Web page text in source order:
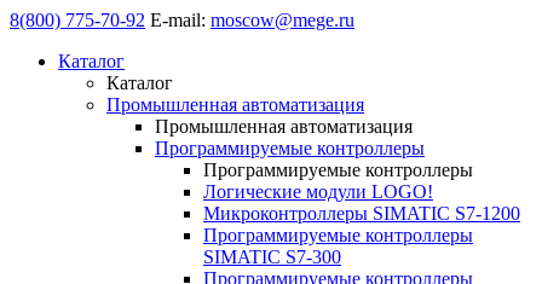
8(800) 775-70-92 E-mail: moscow@mege.ru
Каталог
Каталог
Промышленная автоматизация
Промышленная автоматизация
Программируемые контроллеры
Программируемые контроллеры
Логические модули LOGO!
Микроконтроллеры SIMATIC S7-1200
Программируемые контроллеры
SIMATIC S7-300
Программируемые контроллеры